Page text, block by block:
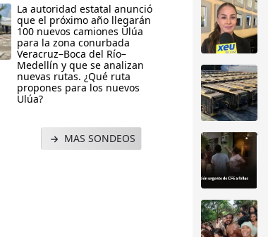
La autoridad estatal anunció
que el próximo año llegarán
100 nuevos camiones Ulúa
para la zona conurbada
Veracruz–Boca del Río–
Medellín y que se analizan
nuevas rutas. ¿Qué ruta
propones para los nuevos
Ulúa?
MAS SONDEOS